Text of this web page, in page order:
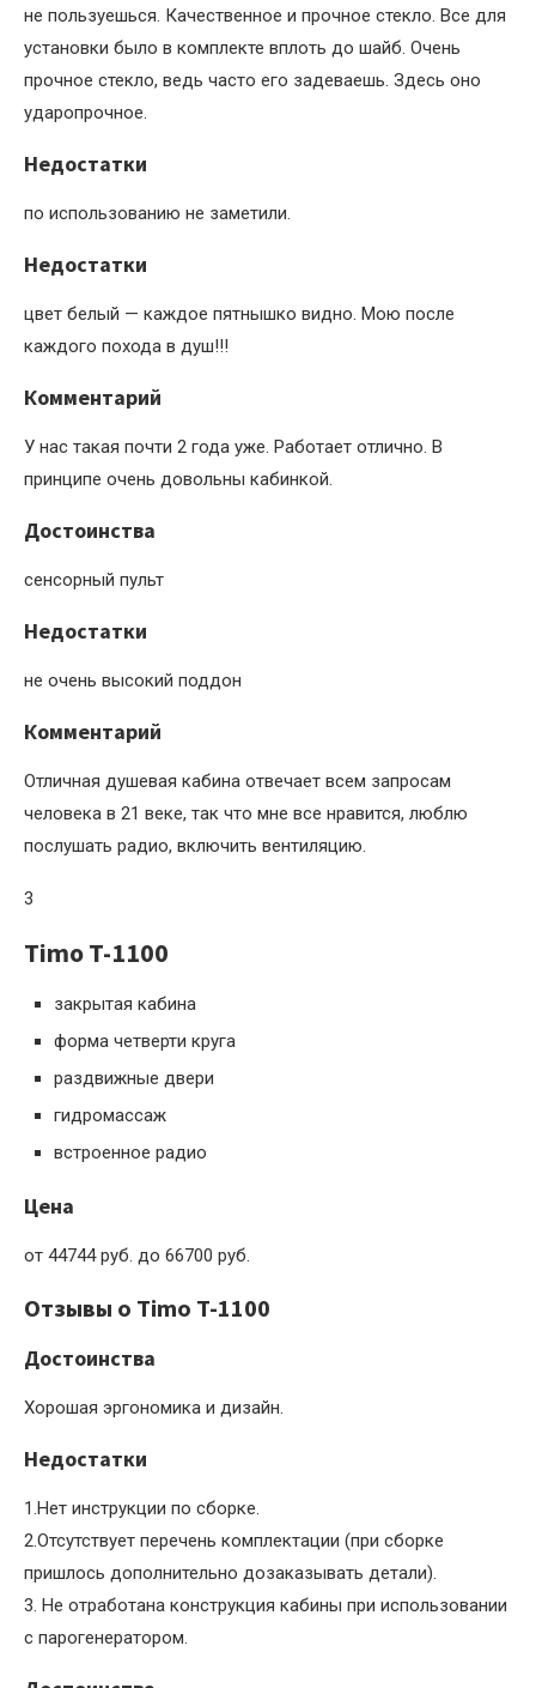
не пользуешься. Качественное и прочное стекло. Все для
установки было в комплекте вплоть до шайб. Очень
прочное стекло, ведь часто его задеваешь. Здесь оно
ударопрочное.
Недостатки
по использованию не заметили.
Недостатки
цвет белый — каждое пятнышко видно. Мою после
каждого похода в душ!!!
Комментарий
У нас такая почти 2 года уже. Работает отлично. В
принципе очень довольны кабинкой.
Достоинства
сенсорный пульт
Недостатки
не очень высокий поддон
Комментарий
Отличная душевая кабина отвечает всем запросам
человека в 21 веке, так что мне все нравится, люблю
послушать радио, включить вентиляцию.
3
Timo T-1100
закрытая кабина
форма четверти круга
раздвижные двери
гидромассаж
встроенное радио
Цена
от 44744 руб. до 66700 руб.
Отзывы о Timo T-1100
Достоинства
Хорошая эргономика и дизайн.
Недостатки
1.Нет инструкции по сборке.
2.Отсутствует перечень комплектации (при сборке
пришлось дополнительно дозаказывать детали).
3. Не отработана конструкция кабины при использовании
с парогенератором.